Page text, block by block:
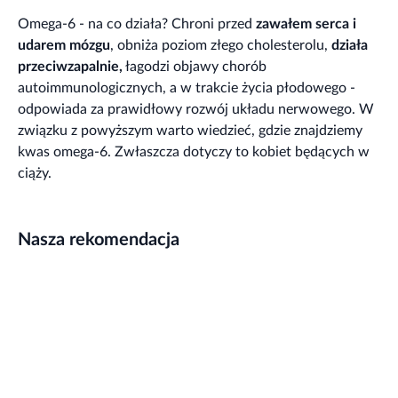
Omega-6 - na co działa? Chroni przed zawałem serca i
udarem mózgu, obniża poziom złego cholesterolu, działa
przeciwzapalnie, łagodzi objawy chorób
autoimmunologicznych, a w trakcie życia płodowego -
odpowiada za prawidłowy rozwój układu nerwowego. W
związku z powyższym warto wiedzieć, gdzie znajdziemy
kwas omega-6. Zwłaszcza dotyczy to kobiet będących w
ciąży.
Nasza rekomendacja